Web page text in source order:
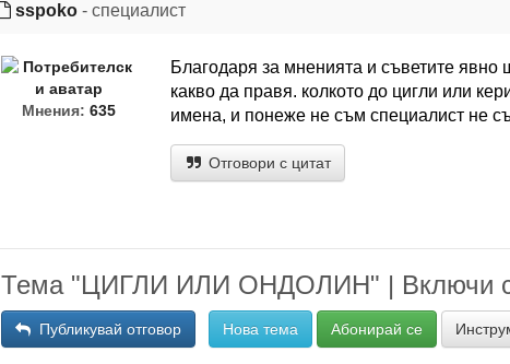
sspoko - специалист
Мнения: 635
Благодаря за мненията и съветите
какво да правя. колкото до цигли или
имена, и понеже не съм специалист не
Отговори с цитат
Тема "ЦИГЛИ ИЛИ ОНДОЛИН" | Включи
Публикувай отговор Нова тема Абонирай се